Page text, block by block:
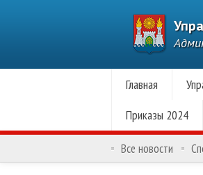
Главная
Приказы 2024
Все новости